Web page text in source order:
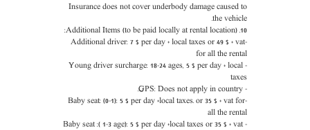
Insurance does not cover underbody damage caused to
the vehicle.
10. Additional Items (to be paid locally at rental location):
-Additional driver: 7 $ per day + local taxes or 49 $ + vat
for all the rental
- Young driver surcharge: 18-24 ages, 5 $ per day + local
taxes
- GPS: Does not apply in country.
-Baby seat: (0-1): 5 $ per day +local taxes. or 35 $ + vat for
all the rental
- Baby seat :( 1-3 age): 5 $ per day +local taxes or 35 $ + vat